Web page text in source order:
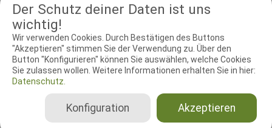
Der Schutz deiner Daten ist uns
wichtig!
Wir verwenden Cookies. Durch Bestätigen des Buttons
"Akzeptieren" stimmen Sie der Verwendung zu. Über den
Button "Konfigurieren" können Sie auswählen, welche Cookies
Sie zulassen wollen. Weitere Informationen erhalten Sie in hier:
Datenschutz.
Akzeptieren
Konfiguration
Leistungsrichter
Deutschland